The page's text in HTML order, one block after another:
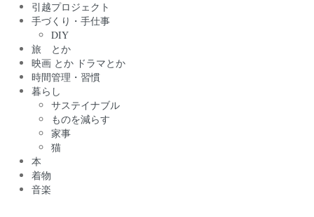
引越プロジェクト
手づくり・手仕事
DIY
旅 とか
映画 とか ドラマとか
時間管理・習慣
暮らし
サステイナブル
ものを減らす
家事
猫
本
着物
音楽